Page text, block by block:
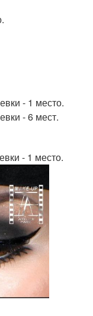
- 1 место.
- 6 мест.
- 1 место.